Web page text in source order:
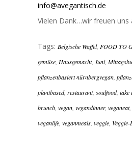
info@avegantisch.de
Vielen Dank…wir freuen uns
Tags: Belgische Waffel, FOOD TO
gemüse, Hausgemacht, Juni,
pflanzenbasiert nürnbergvegan,
plantbased, restaurant, soulfood, take
brunch, vegan, vegandinner, veganeat,
veganlife, veganmeals, veggie,